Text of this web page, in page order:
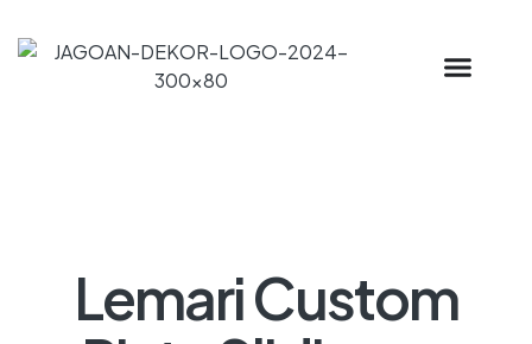
Lemari Custom